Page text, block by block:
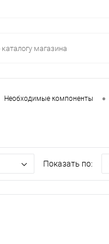
Необходимые компоненты •
Показать по: